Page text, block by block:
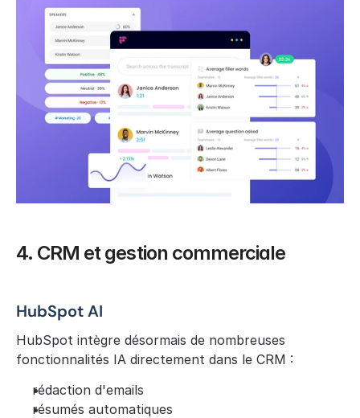
4. CRM et gestion commerciale
HubSpot AI
HubSpot intègre désormais de nombreuses
fonctionnalités IA directement dans le CRM :
rédaction d'emails
résumés automatiques